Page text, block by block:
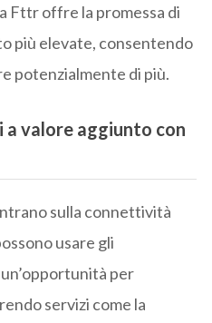
Fttr offre la promessa di
più elevate, consentendo
potenzialmente di più.
valore aggiunto con
sulla connettività
usare gli
per
servizi come la